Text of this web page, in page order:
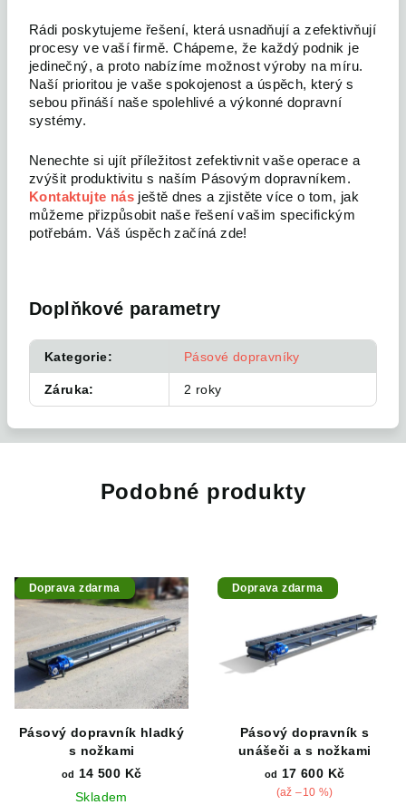
Rádi poskytujeme řešení, která usnadňují a zefektivňují
procesy ve vaší firmě. Chápeme, že každý podnik je
jedinečný, a proto nabízíme možnost výroby na míru.
Naší prioritou je vaše spokojenost a úspěch, který s
sebou přináší naše spolehlivé a výkonné dopravní
systémy.
Nenechte si ujít příležitost zefektivnit vaše operace a
zvýšit produktivitu s naším Pásovým dopravníkem.
Kontaktujte nás ještě dnes a zjistěte více o tom, jak
můžeme přizpůsobit naše řešení vašim specifickým
potřebám. Váš úspěch začíná zde!
Doplňkové parametry
Kategorie: Pásové dopravníky
Záruka: 2 roky
Podobné produkty
Doprava zdarma
Pásový dopravník hladký
s nožkami
od 14 500 Kč
Skladem
Doprava zdarma
Pásový dopravník s
unášeči a s nožkami
od 17 600 Kč
(až –10 %)